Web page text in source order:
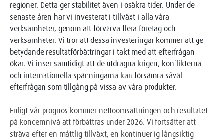
regioner. Detta ger stabilitet även i osäkra tider. Under de
senaste åren har vi investerat i tillväxt i alla våra
verksamheter, genom att förvärva flera företag och
verksamheter. Vi tror att dessa investeringar kommer att ge
betydande resultatförbättringar i takt med att efterfrågan
ökar. Vi inser samtidigt att de utdragna krigen, konflikterna
och internationella spänningarna kan försämra såväl
efterfrågan som tillgång på vissa av våra produkter.
Enligt vår prognos kommer nettoomsättningen och resultatet
på koncernnivå att förbättras under 2026. Vi fortsätter att
sträva efter en måttlig tillväxt, en kontinuerlig långsiktig